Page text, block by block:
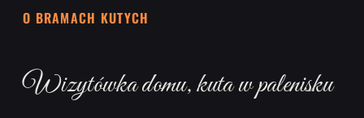
O BRAMACH KUTYCH
Wizytówka domu, kuta w palenisku